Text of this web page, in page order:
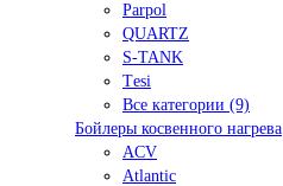
Parpol
QUARTZ
S-TANK
Tеsi
Все категории (9)
Бойлеры косвенного нагрева
ACV
Atlantic